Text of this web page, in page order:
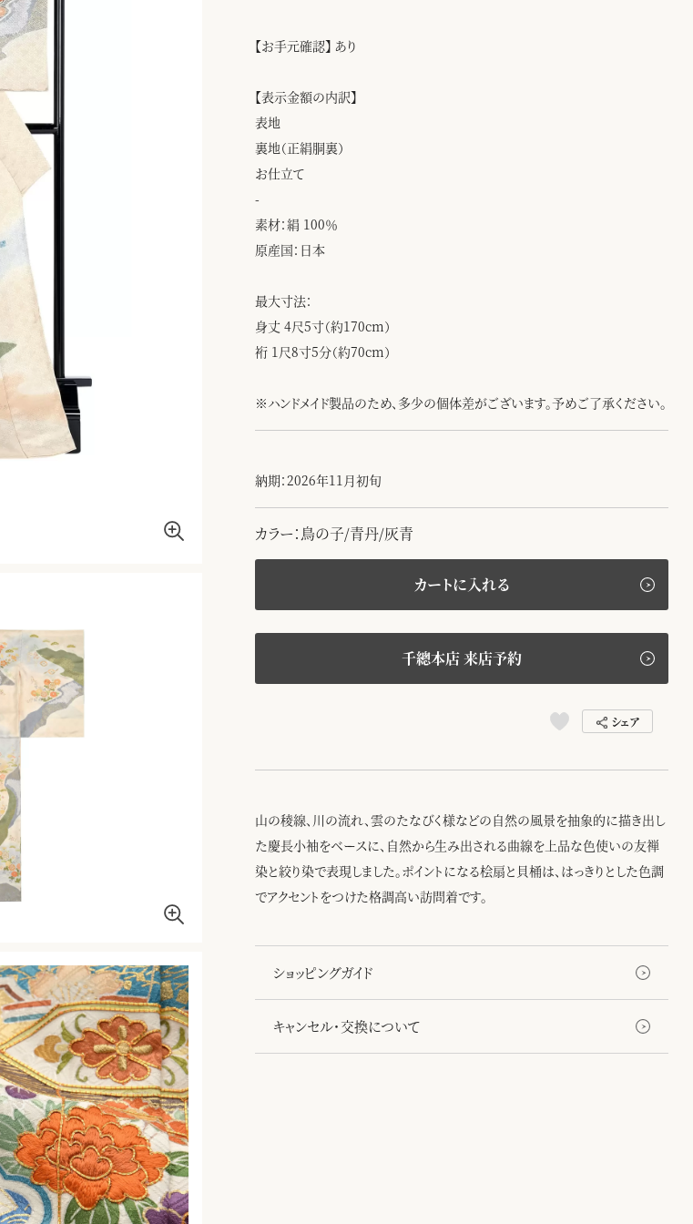
【お手元確認】 あり
【表示金額の内訳】
表地
裏地（正絹胴裏）
お仕立て
-
素材：絹 100％
原産国：日本
最大寸法：
身丈 4尺5寸（約170cm）
裄 1尺8寸5分（約70cm）
※ハンドメイド製品のため、多少の個体差がございます。予めご了承ください。
納期：2026年11月初旬
カラー：鳥の子/青丹/灰青
カートに入れる
千總本店 来店予約
シェア
山の稜線、川の流れ、雲のたなびく様などの自然の風景を抽象的に描き出し
た慶長小袖をベースに、自然から生み出される曲線を上品な色使いの友禅
染と絞り染で表現しました。ポイントになる桧扇と貝桶は、はっきりとした色調
でアクセントをつけた格調高い訪問着です。
ショッピングガイド
キャンセル・交換について